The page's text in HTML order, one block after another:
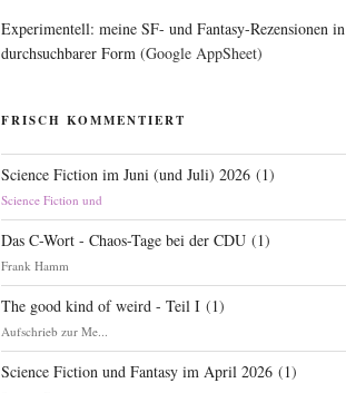
Experimentell: meine SF- und Fantasy-Rezensionen in
durchsuchbarer Form (Google AppSheet)
FRISCH KOMMENTIERT
Science Fiction im Juni (und Juli) 2026 (1)
Science Fiction und
Das C-Wort - Chaos-Tage bei der CDU (1)
Frank Hamm
The good kind of weird - Teil I (1)
Aufschrieb zur Me...
Science Fiction und Fantasy im April 2026 (1)